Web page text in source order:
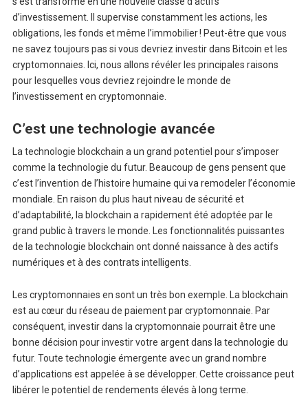
d’investissement. Il supervise constamment les actions, les
obligations, les fonds et même l’immobilier ! Peut-être que vous
ne savez toujours pas si vous devriez investir dans Bitcoin et les
cryptomonnaies. Ici, nous allons révéler les principales raisons
pour lesquelles vous devriez rejoindre le monde de
l’investissement en cryptomonnaie.
C’est une technologie avancée
La technologie blockchain a un grand potentiel pour s’imposer
comme la technologie du futur. Beaucoup de gens pensent que
c’est l’invention de l’histoire humaine qui va remodeler l’économie
mondiale. En raison du plus haut niveau de sécurité et
d’adaptabilité, la blockchain a rapidement été adoptée par le
grand public à travers le monde. Les fonctionnalités puissantes
de la technologie blockchain ont donné naissance à des actifs
numériques et à des contrats intelligents.
Les cryptomonnaies en sont un très bon exemple. La blockchain
est au cœur du réseau de paiement par cryptomonnaie. Par
conséquent, investir dans la cryptomonnaie pourrait être une
bonne décision pour investir votre argent dans la technologie du
futur. Toute technologie émergente avec un grand nombre
d’applications est appelée à se développer. Cette croissance peut
libérer le potentiel de rendements élevés à long terme.